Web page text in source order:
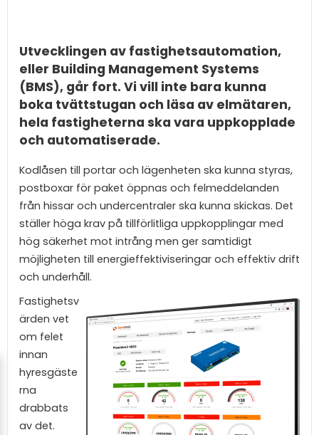
Utvecklingen av fastighetsautomation,
eller Building Management Systems
(BMS), går fort. Vi vill inte bara kunna
boka tvättstugan och läsa av elmätaren,
hela fastigheterna ska vara uppkopplade
och automatiserade.
Kodlåsen till portar och lägenheten ska kunna styras,
postboxar för paket öppnas och felmeddelanden
från hissar och undercentraler ska kunna skickas. Det
ställer höga krav på tillförlitliga uppkopplingar med
hög säkerhet mot intrång men ger samtidigt
möjligheten till energieffektiviseringar och effektiv drift
och underhåll.
Fastighetsv
ärden vet
om felet
innan
hyresgäste
rna
drabbats
av det.